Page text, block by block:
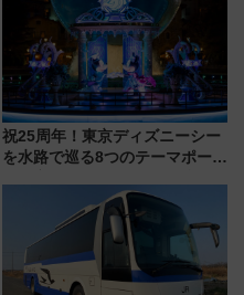
祝25周年！東京ディズニーシー
を水路で巡る8つのテーマポート